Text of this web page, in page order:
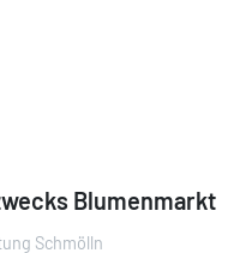
Blumenmarkt
Schmölln